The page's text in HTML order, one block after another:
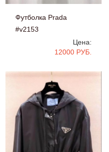
Футболка Prada
#v2153
Цена:
12000 РУБ.